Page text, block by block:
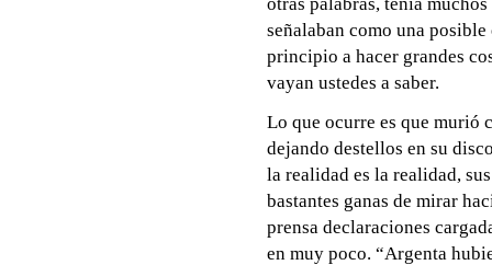
señalaban como una
principio a hacer grandes
vayan ustedes a saber.
Lo que ocurre es que murió
dejando destellos en su
la realidad es la realidad,
bastantes ganas de mirar
prensa declaraciones
en muy poco. “Argenta